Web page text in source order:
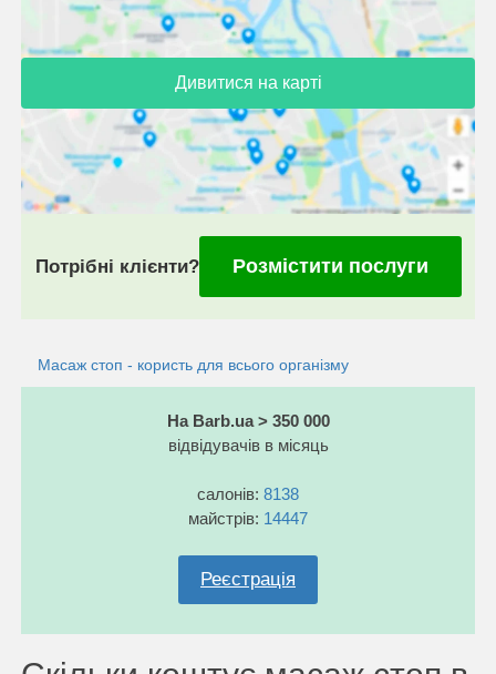
Дивитися на карті
Потрібні клієнти? Розмістити послуги
Масаж стоп - користь для всього організму
На Barb.ua > 350 000
відвідувачів в місяць
салонів: 8138
майстрів: 14447
Реєстрація